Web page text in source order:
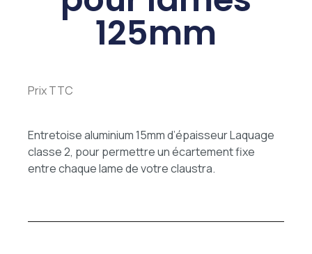
125mm
Prix TTC
Entretoise aluminium 15mm d’épaisseur Laquage
classe 2, pour permettre un écartement fixe
entre chaque lame de votre claustra.